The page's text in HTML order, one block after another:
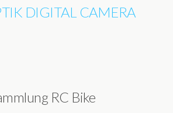
RC Bike